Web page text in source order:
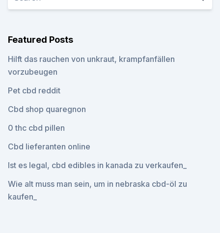
Featured Posts
Hilft das rauchen von unkraut, krampfanfällen
vorzubeugen
Pet cbd reddit
Cbd shop quaregnon
0 thc cbd pillen
Cbd lieferanten online
Ist es legal, cbd edibles in kanada zu verkaufen_
Wie alt muss man sein, um in nebraska cbd-öl zu
kaufen_